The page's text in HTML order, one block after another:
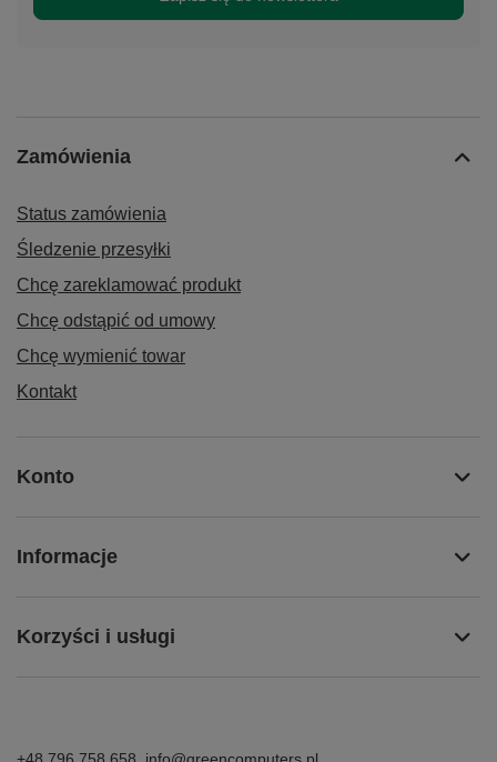
Zamówienia
Status zamówienia
Śledzenie przesyłki
Chcę zareklamować produkt
Chcę odstąpić od umowy
Chcę wymienić towar
Kontakt
Konto
Informacje
Korzyści i usługi